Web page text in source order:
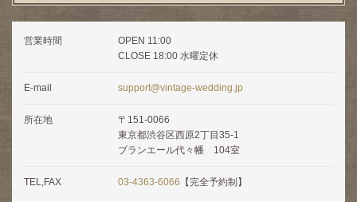
営業時間
OPEN 11:00
CLOSE 18:00 水曜定休
E-mail support@vintage-wedding.jp
所在地
〒151-0066
東京都渋谷区西原2丁目35-1
ブランエール代々幡 104室
TEL,FAX 03-4363-6066 【完全予約制】